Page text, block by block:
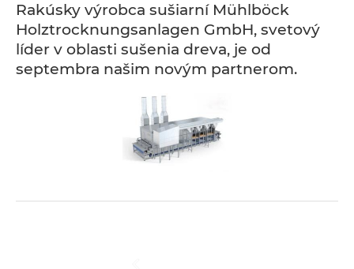
Rakúsky výrobca sušiarní Mühlböck
Holztrocknungsanlagen GmbH, svetový
líder v oblasti sušenia dreva, je od
septembra našim novým partnerom.